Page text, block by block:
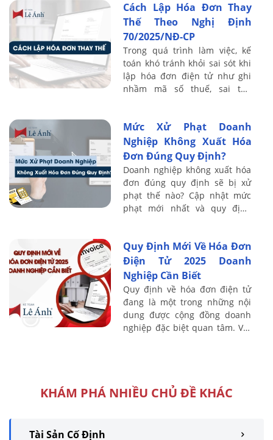
cần ...
Cách Lập Hóa Đơn Thay
Thế Theo Nghị Định
70/2025/NĐ-CP
Trong quá trình làm việc, kế
toán khó tránh khỏi sai sót khi
lập hóa đơn điện tử như ghi
nhầm mã số thuế, sai tên
đúng ...
Mức Xử Phạt Doanh
Nghiệp Không Xuất Hóa
Đơn Đúng Quy Định?
Doanh nghiệp không xuất hóa
đơn đúng quy định sẽ bị xử
phạt thế nào? Cập nhật mức
phạt mới nhất và quy định
Quy Định Mới Về Hóa Đơn
Điện Tử 2025 Doanh
Nghiệp Cần Biết
Quy định về hóa đơn điện tử
đang là một trong những nội
dung được cộng đồng doanh
nghiệp đặc biệt quan tâm. Với
KHÁM PHÁ NHIỀU CHỦ ĐỀ KHÁC
Tài Sản Cố Định